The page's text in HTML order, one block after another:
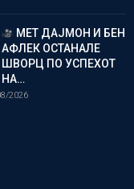
МЕТ ДАЈМОН И БЕН
АФЛЕК ОСТАНАЛЕ
ШВОРЦ ПО УСПЕХОТ
НА…
2026